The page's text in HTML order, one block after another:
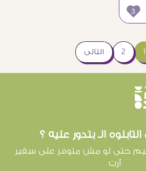
3
1
2 التالى
الـ بتدور عليه ؟
حتى لو مش متوفر على سفير
آرت